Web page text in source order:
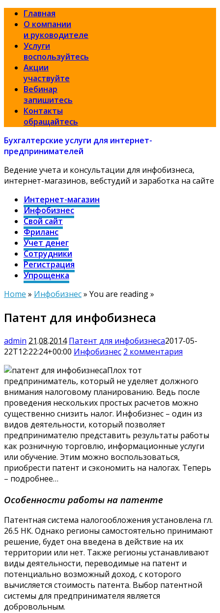
Главная
О компании
и руководителе
Услуги
воспользуйтесь
Акции
участвуйте
Вебинар
запишитесь
Контакты
обращайтесь
Бухгалтерские услуги для интернет-
предпринимателей
Ведение учета и консультации для инфобизнеса,
интернет-магазинов, вебстудий и заработка на сайте
Интернет-магазин
Инфобизнес
Свой сайт
Фриланс
Учет денег
Сотрудники
Регистрация
Упрощенка
Home » Инфобизнес» You are reading »
Патент для инфобизнеса
admin 21.08.2014 Патент для инфобизнеса2017-05-
22T12:22:24+00:00 Инфобизнес 2 комментария
Плох тот
предприниматель, который не уделяет должного
внимания налоговому планированию. Ведь после
проведения нескольких простых расчетов можно
существенно снизить налог. Инфобизнес – один из
видов деятельности, который позволяет
предпринимателю представить результаты работы
как розничную торговлю, информационные услуги
или обучение. Этим можно воспользоваться,
приобрести патент и сэкономить на налогах. Теперь
– подробнее…
Особенности работы на патенте
Патентная система налогообложения установлена гл.
26.5 НК. Однако регионы самостоятельно принимают
решение, будет она введена в действие на их
территории или нет. Также регионы устанавливают
виды деятельности, переводимые на патент и
потенциально возможный доход, с которого
вычисляется стоимость патента. Выбор патентной
системы для предпринимателя является
добровольным.